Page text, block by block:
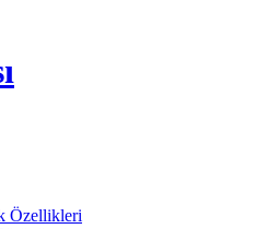
Özellikleri